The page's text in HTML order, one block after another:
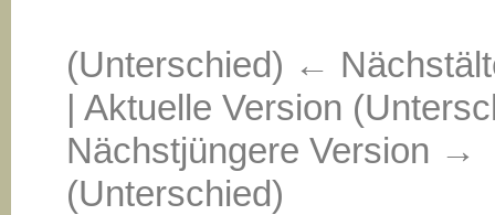
(Unterschied) ←
| Aktuelle Version
Nächstjüngere Version →
(Unterschied)